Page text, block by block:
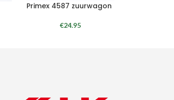
Primex 4587 zuurwagon
€24.95